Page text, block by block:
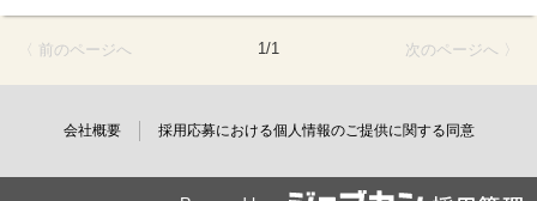
≪プロジェクト≫
AI、ビッグデータ、ウェアラブルなどの最新領域や、BtoCサービ
PHP／Python／Ruby／Java／TypeScript
Laravel／CakePHP／Symfony／CodeIgniter／ZendFramework／
〈 前のページへ 1/1 次のページへ 〉
会社概要 採用応募における個人情報のご提供に関する同意